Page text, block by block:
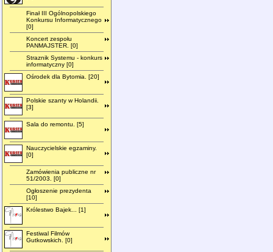
Finał III Ogólnopolskiego
Konkursu Informatycznego
[0]
Koncert zespołu
PANMAJSTER. [0]
Straznik Systemu - konkurs
informatyczny [0]
Ośrodek dla Bytomia. [20]
Polskie szanty w Holandii.
[3]
Sala do remontu. [5]
Nauczycielskie egzaminy.
[0]
Zamówienia publiczne nr
51/2003. [0]
Ogłoszenie prezydenta
[10]
Królestwo Bajek... [1]
Festiwal Filmów
Gutkowskich. [0]